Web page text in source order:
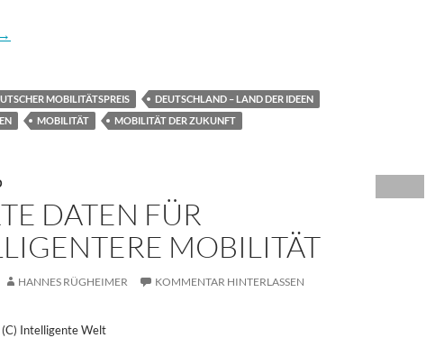
Leuchtturmprojekte für die mobile Gesellschaft
→
MOBILITÄTSPREIS
DEUTSCHLAND – LAND DER IDEEN
MOBILITÄT MOBILITÄT DER ZUKUNFT
DATEN FÜR
MOBILITÄT
HANNES RÜGHEIMER KOMMENTAR HINTERLASSEN
Intelligente Welt